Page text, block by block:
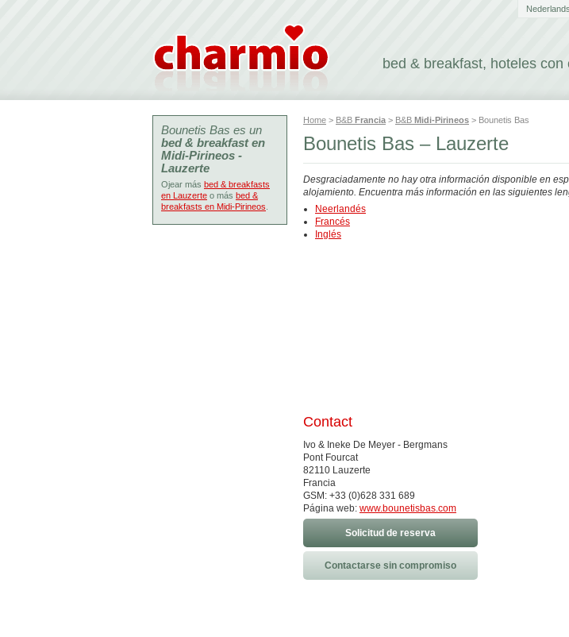
bed & breakfast, hoteles
Nederlands
Home > B&B Francia > B&B Midi-Pirineos > Bounetis Bas
Bounetis Bas – Lauzerte
Desgraciadamente no hay otra información disponible en
alojamiento. Encuentra más información en las siguientes
Neerlandés
Francés
Inglés
Contact
Ivo & Ineke De Meyer - Bergmans
Pont Fourcat
82110 Lauzerte
Francia
GSM: +33 (0)628 331 689
Página web: www.bounetisbas.com
Solicitud de reserva
Contactarse sin compromiso
Bounetis Bas es un
bed & breakfast en
Midi-Pirineos -
Lauzerte
Ojear más bed & breakfasts
en Lauzerte o más bed &
breakfasts en Midi-Pirineos